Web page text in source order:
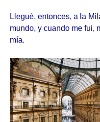
Llegué, entonces, a la
mundo, y cuando me fui,
mía.